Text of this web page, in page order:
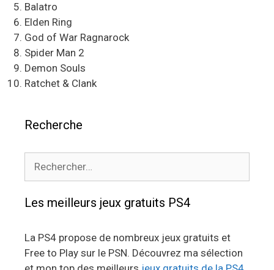
Balatro
Elden Ring
God of War Ragnarock
Spider Man 2
Demon Souls
Ratchet & Clank
Recherche
Les meilleurs jeux gratuits PS4
La PS4 propose de nombreux jeux gratuits et
Free to Play sur le PSN. Découvrez ma sélection